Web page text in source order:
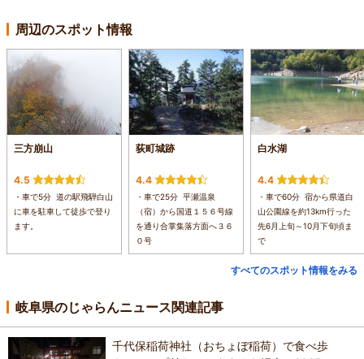
周辺のスポット情報
三方崩山
4.5
・車で5分 道の駅飛騨白山
に車を駐車して徒歩で登り
ます。
荻町城跡
4.4
・車で25分 平瀬温泉
（宿）から国道１５６号線
を通り合掌集落方面へ３６
０号
白水湖
4.4
・車で60分 宿から県道白
山公園線を約13km行った
先6月上旬～10月下旬頃ま
で
すべてのスポット情報をみる
岐阜県のじゃらんニュース関連記事
千代保稲荷神社（おちょぼ稲荷）で食べ歩